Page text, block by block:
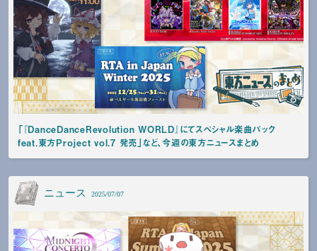
「『DanceDanceRevolution WORLD』にてスペシャル楽曲パック
feat.東方Project vol.7 発売」など、今週の東方ニュースまとめ
ニュース 2025/07/07